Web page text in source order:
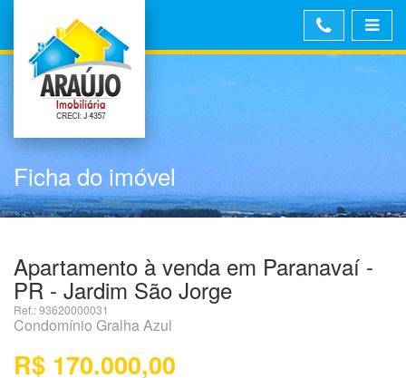
Ficha do imóvel
Apartamento à venda em Paranavaí -
PR - Jardim São Jorge
Ref.: 93620000031
Condomínio Gralha Azul
R$ 170.000,00